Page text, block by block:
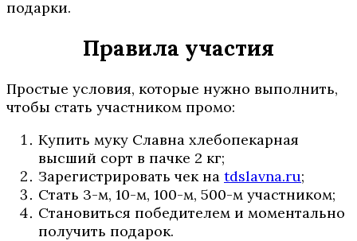
подарки.
Правила участия
Простые условия, которые нужно выполнить,
чтобы стать участником промо:
Купить муку Славна хлебопекарная
высший сорт в пачке 2 кг;
Зарегистрировать чек на tdslavna.ru;
Стать 3-м, 10-м, 100-м, 500-м участником;
Становиться победителем и моментально
получить подарок.